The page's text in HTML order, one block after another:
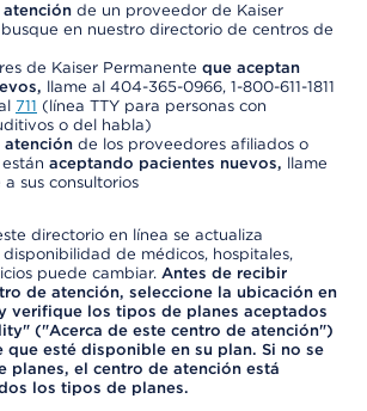
de un proveedor de Kaiser
en nuestro directorio de centros de
de Kaiser Permanente que aceptan
llame al 404-365-0966, 1-800-611-1811
711 (línea TTY para personas con
o del habla)
atención de los proveedores afiliados o
aceptando pacientes nuevos, llame
sus consultorios
directorio en línea se actualiza
de médicos, hospitales,
puede cambiar. Antes de recibir
de atención, seleccione la ubicación en
verifique los tipos de planes aceptados
("Acerca de este centro de atención")
que esté disponible en su plan. Si no se
planes, el centro de atención está
los tipos de planes.